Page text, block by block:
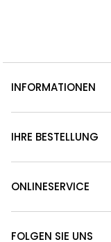
INFORMATIONEN
IHRE BESTELLUNG
ONLINESERVICE
FOLGEN SIE UNS